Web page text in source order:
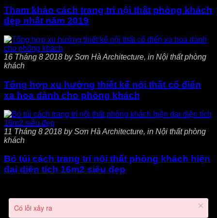
Tham khảo cách trang trí nội thất phòng khách
đẹp nhất năm 2019
16 Tháng 8 2018 by Sơn Hà Architecture, in Nội thất phòng
khách
Tổng hợp xu hướng thiết kế nội thất cổ điển
xa hoa dành cho phòng khách
11 Tháng 8 2018 by Sơn Hà Architecture, in Nội thất phòng
khách
Bỏ túi cách trang trí nội thất phòng khách hiện
đại diện tích 16m2 siêu đẹp
Có lỗi xảy ra